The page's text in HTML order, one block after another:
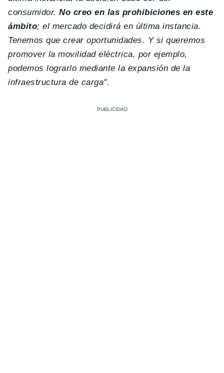
consumidor. No creo en las prohibiciones en este
ámbito; el mercado decidirá en última instancia.
Tenemos que crear oportunidades. Y si queremos
promover la movilidad eléctrica, por ejemplo,
podemos lograrlo mediante la expansión de la
infraestructura de carga".